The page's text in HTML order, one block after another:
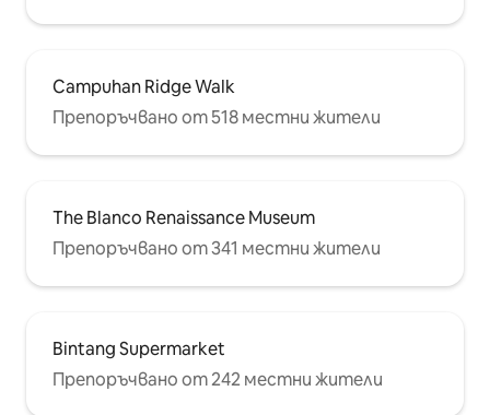
Campuhan Ridge Walk
Препоръчвано от 518 местни жители
The Blanco Renaissance Museum
Препоръчвано от 341 местни жители
Bintang Supermarket
Препоръчвано от 242 местни жители